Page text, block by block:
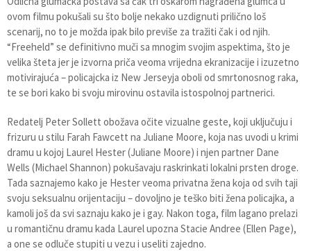
ovom filmu pokušali su što bolje nekako uzdignuti prilično loš
scenarij, no to je možda ipak bilo previše za tražiti čak i od njih.
“Freeheld” se definitivno muči sa mnogim svojim aspektima, što je
velika šteta jer je izvorna priča veoma vrijedna ekranizacije i izuzetno
motivirajuća – policajcka iz New Jerseyja oboli od smrtonosnog raka,
te se bori kako bi svoju mirovinu ostavila istospolnoj partnerici.
Redatelj Peter Sollett obožava očite vizualne geste, koji uključuju i
frizuru u stilu Farah Fawcett na Juliane Moore, koja nas uvodi u krimi
dramu u kojoj Laurel Hester (Juliane Moore) i njen partner Dane
Wells (Michael Shannon) pokušavaju raskrinkati lokalni prsten droge.
Tada saznajemo kako je Hester veoma privatna žena koja od svih taji
svoju seksualnu orijentaciju – dovoljno je teško biti žena policajka, a
kamoli još da svi saznaju kako je i gay. Nakon toga, film lagano prelazi
u romantičnu dramu kada Laurel upozna Stacie Andree (Ellen Page),
a one se odluče stupiti u vezu i useliti zajedno.